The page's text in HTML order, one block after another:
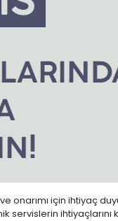
için ihtiyaç
servislerin